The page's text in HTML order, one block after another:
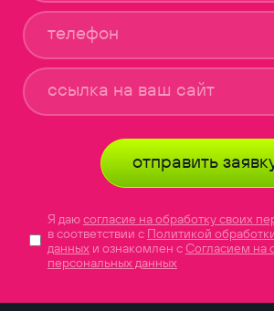
отправить
Я даюсогласие на обработку своих
в соответствии с Политикой
данныхи ознакомлен сСогласием на
персональных данных